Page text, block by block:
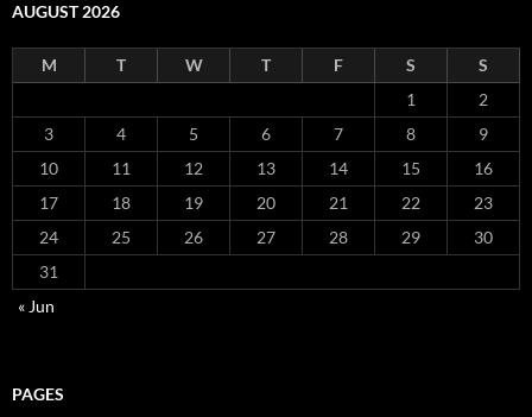
AUGUST 2026
M T W T F S
S
1
2
3
4 5 6 7 8
9
10
11 12 13 14 15
16
17
18 19 20 21 22
23
24
25 26 27 28 29
30
31
« Jun
PAGES